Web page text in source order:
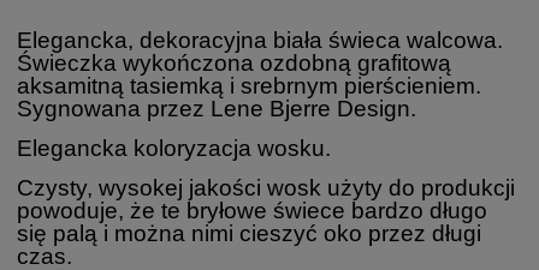
Elegancka, dekoracyjna biała świeca walcowa.
Świeczka wykończona ozdobną grafitową
aksamitną tasiemką i srebrnym pierścieniem.
Sygnowana przez Lene Bjerre Design.
Elegancka koloryzacja wosku.
Czysty, wysokej jakości wosk użyty do produkcji
powoduje, że te bryłowe świece bardzo długo
się palą i można nimi cieszyć oko przez długi
czas.